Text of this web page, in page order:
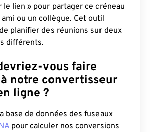
le lien » pour partager ce créneau
ou un collègue. Cet outil
planifier des réunions sur deux
différents.
vous faire
notre convertisseur
ligne ?
base de données des fuseaux
pour calculer nos conversions